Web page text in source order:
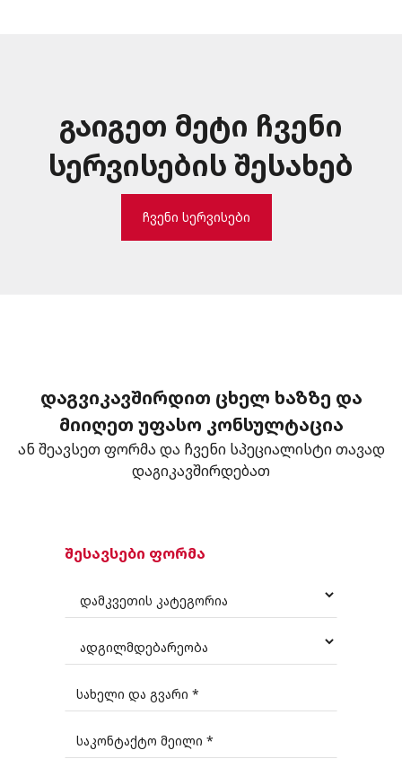
გაიგეთ მეტი ჩვენი
სერვისების შესახებ
ჩვენი სერვისები
დაგვიკავშირდით ცხელ ხაზზე და
მიიღეთ უფასო კონსულტაცია
ან შეავსეთ ფორმა და ჩვენი სპეციალისტი თავად
დაგიკავშირდებათ
შესავსები ფორმა